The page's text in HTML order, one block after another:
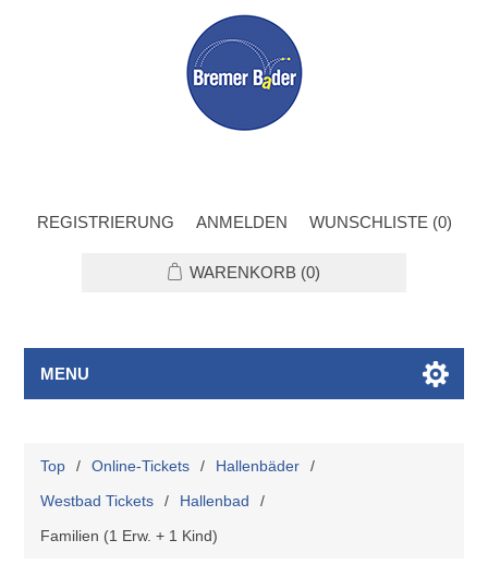
REGISTRIERUNG ANMELDEN WUNSCHLISTE (0)
WARENKORB (0)
MENU
Top / Online-Tickets / Hallenbäder
/
Westbad Tickets
/ Hallenbad
/
Familien (1 Erw. + 1 Kind)